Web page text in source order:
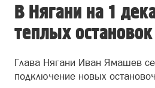
В Нягани на 1
теплых остановок
Глава Нягани Иван Ямашев
подключение новых